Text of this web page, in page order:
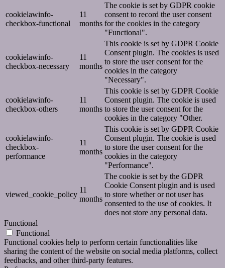
cookielawinfo-
checkbox-functional
11
months
The cookie is set by GDPR cookie
consent to record the user consent
for the cookies in the category
"Functional".
cookielawinfo-
checkbox-necessary
11
months
This cookie is set by GDPR Cookie
Consent plugin. The cookies is used
to store the user consent for the
cookies in the category
"Necessary".
cookielawinfo-
checkbox-others
11
months
This cookie is set by GDPR Cookie
Consent plugin. The cookie is used
to store the user consent for the
cookies in the category "Other.
cookielawinfo-
checkbox-
performance
11
months
This cookie is set by GDPR Cookie
Consent plugin. The cookie is used
to store the user consent for the
cookies in the category
"Performance".
viewed_cookie_policy
11
months
The cookie is set by the GDPR
Cookie Consent plugin and is used
to store whether or not user has
consented to the use of cookies. It
does not store any personal data.
Functional
Functional
Functional cookies help to perform certain functionalities like
sharing the content of the website on social media platforms, collect
feedbacks, and other third-party features.